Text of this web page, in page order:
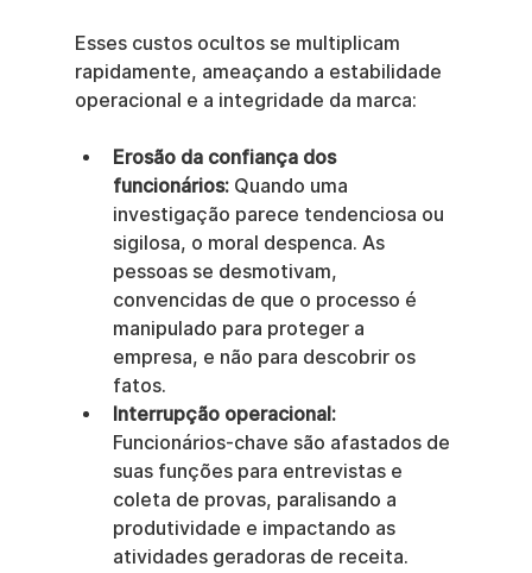
Esses custos ocultos se multiplicam
rapidamente, ameaçando a estabilidade
operacional e a integridade da marca:
Erosão da confiança dos
funcionários: Quando uma
investigação parece tendenciosa ou
sigilosa, o moral despenca. As
pessoas se desmotivam,
convencidas de que o processo é
manipulado para proteger a
empresa, e não para descobrir os
fatos.
Interrupção operacional:
Funcionários-chave são afastados de
suas funções para entrevistas e
coleta de provas, paralisando a
produtividade e impactando as
atividades geradoras de receita.